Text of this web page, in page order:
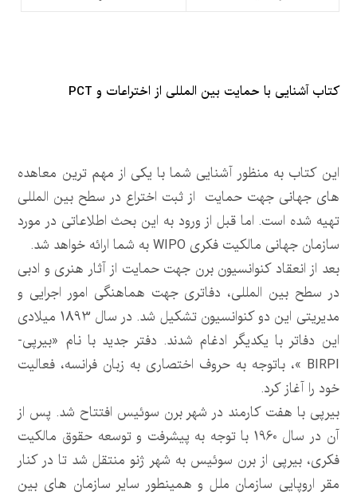
کتاب آشنایی با حمایت بین المللی از اختراعات و PCT
این کتاب به منظور آشنایی شما با یکی از مهم ترین معاهده
های جهانی جهت حمایت از ثبت اختراع در سطح بین المللی
تهیه شده است. اما قبل از ورود به این بحث اطلاعاتی در مورد
سازمان جهانی مالکیت فکری WIPO به شما ارائه خواهد شد.
بعد از انعقاد کنوانسیون برن جهت حمایت از آثار هنری و ادبی
در سطح بین المللی، دفاتری جهت هماهنگی امور اجرایی و
مدیریتی این دو کنوانسیون تشکیل شد. در سال 1893 میلادی
این دفاتر با یکدیگر ادغام شدند. دفتر جدید با نام «بیرپی-
BIRPI »، باتوجه به حروف اختصاری به زبان فرانسه، فعالیت
خود را آغاز کرد.
بیرپی با هفت کارمند در شهر برن سوئیس افتتاح شد. پس از
آن در سال 1960 با توجه به پیشرفت و توسعه حقوق مالکیت
فکری، بیرپی از برن سوئیس به شهر ژنو منتقل شد تا در کنار
مقر اروپایی سازمان ملل و همینطور سایر سازمان های بین